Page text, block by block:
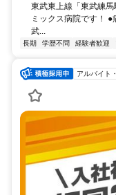
東武東上線「東武練
ミックス病院です！
武...
長期 学歴不問 経験者歓迎
アルバイト